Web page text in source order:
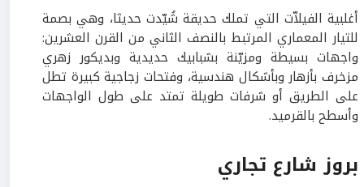
أغلبية الفيلاّت التي تملك حديقة شُيّدت حديثا، وهي بصمة
للتيار المعماري المرتبط بالنصف الثاني من القرن العشرين:
واجهات بسيطة ومزيّنة بشبابيك حديدية وبديكور زهري
مزخرف بأزهار وبأشكال هندسية، وفتحات زجاجية كبيرة تطل
على الطريق أو شرفات طويلة تمتد على طول الواجهات
وأسطح بالقرميد.
بروز شارع تجاري